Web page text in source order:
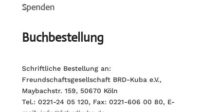
Spenden
Buchbestellung
Schriftliche Bestellung an:
Freundschaftsgesellschaft BRD-Kuba e.V.,
Maybachstr. 159, 50670 Köln
Tel.: 0221-24 05 120, Fax: 0221-606 00 80, E-